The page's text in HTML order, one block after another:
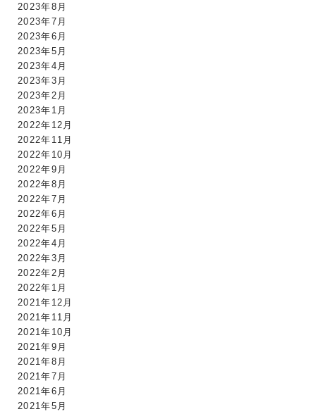
2023年8月
2023年7月
2023年6月
2023年5月
2023年4月
2023年3月
2023年2月
2023年1月
2022年12月
2022年11月
2022年10月
2022年9月
2022年8月
2022年7月
2022年6月
2022年5月
2022年4月
2022年3月
2022年2月
2022年1月
2021年12月
2021年11月
2021年10月
2021年9月
2021年8月
2021年7月
2021年6月
2021年5月